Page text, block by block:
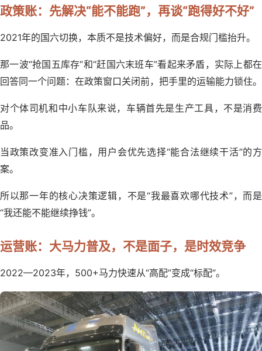
政策账：先解决“能不能跑”，再谈“跑得好不好”
2021年的国六切换，本质不是技术偏好，而是合规门槛抬升。
那一波“抢国五库存”和“赶国六末班车”看起来矛盾，实际上都在
回答同一个问题：在政策窗口关闭前，把手里的运输能力锁住。
对个体司机和中小车队来说，车辆首先是生产工具，不是消费
品。
当政策改变准入门槛，用户会优先选择“能合法继续干活”的方
案。
所以那一年的核心决策逻辑，不是“我最喜欢哪代技术”，而是
“我还能不能继续挣钱”。
运营账：大马力普及，不是面子，是时效竞争
2022—2023年，500+马力快速从“高配”变成“标配”。